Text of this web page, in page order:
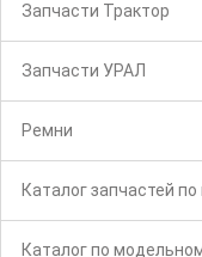
Запчасти Трактор
Запчасти УРАЛ
Ремни
Каталог запчастей
Каталог по